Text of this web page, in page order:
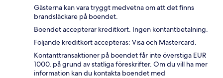
Gästerna kan vara tryggt medvetna om att det finns
brandsläckare på boendet.
Boendet accepterar kreditkort. Ingen kontantbetalning.
Följande kreditkort accepteras: Visa och Mastercard.
Kontanttransaktioner på boendet får inte överstiga EUR
1000, på grund av statliga föreskrifter. Om du vill ha mer
information kan du kontakta boendet med